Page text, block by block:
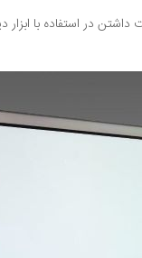
داشتن در استفاده با